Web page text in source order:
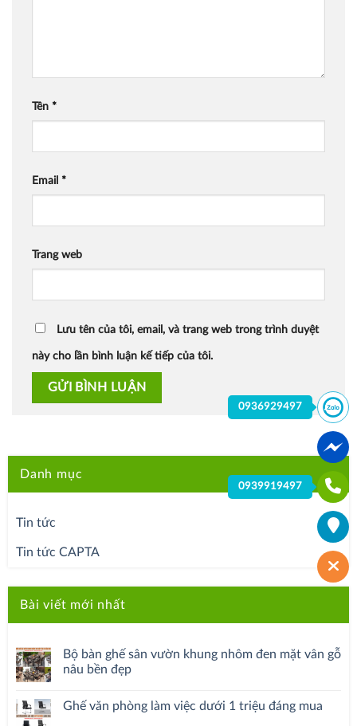
Tên *
Email *
Trang web
Lưu tên của tôi, email, và trang web trong trình duyệt
này cho lần bình luận kế tiếp của tôi.
Danh mục
Tin tức
Tin tức CAPTA
Bài viết mới nhất
Bộ bàn ghế sân vườn khung nhôm đen mặt vân gỗ
nâu bền đẹp
Ghế văn phòng làm việc dưới 1 triệu đáng mua
0936929497
0939919497